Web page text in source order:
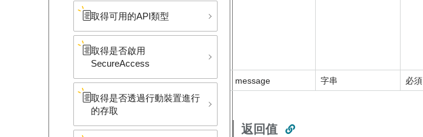
取得可用的API類型
取得是否啟用
SecureAccess
取得是否透過行動裝置進行
的存取
message 字串 必須
返回值